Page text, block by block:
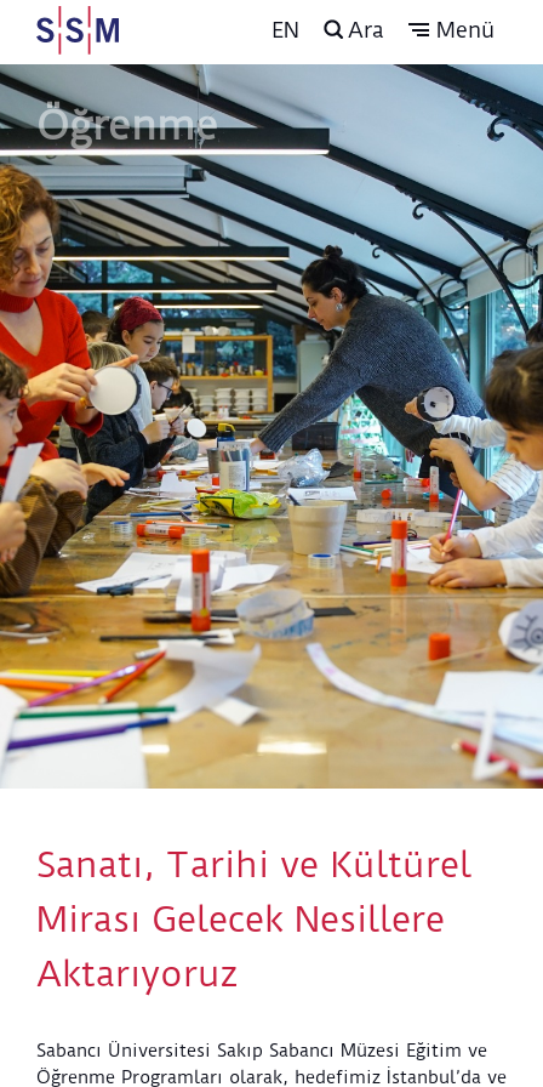
EN Ara Menü
Öğrenme
Sanatı, Tarihi ve Kültürel
Mirası Gelecek Nesillere
Aktarıyoruz
Sabancı Üniversitesi Sakıp Sabancı Müzesi Eğitim ve
Öğrenme Programları olarak, hedefimiz İstanbul’da ve